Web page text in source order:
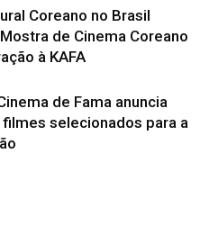
Coreano no Brasil
de Cinema Coreano
à KAFA
de Fama anuncia
selecionados para a